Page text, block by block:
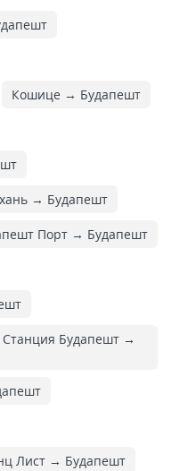
Кошице → Будапешт
→ Будапешт
Порт → Будапешт
Будапешт →
Лист → Будапешт